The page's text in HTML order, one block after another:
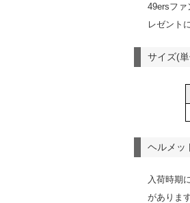
49ersファ
レゼント
サイズ(
ヘルメッ
入荷時期
がありま